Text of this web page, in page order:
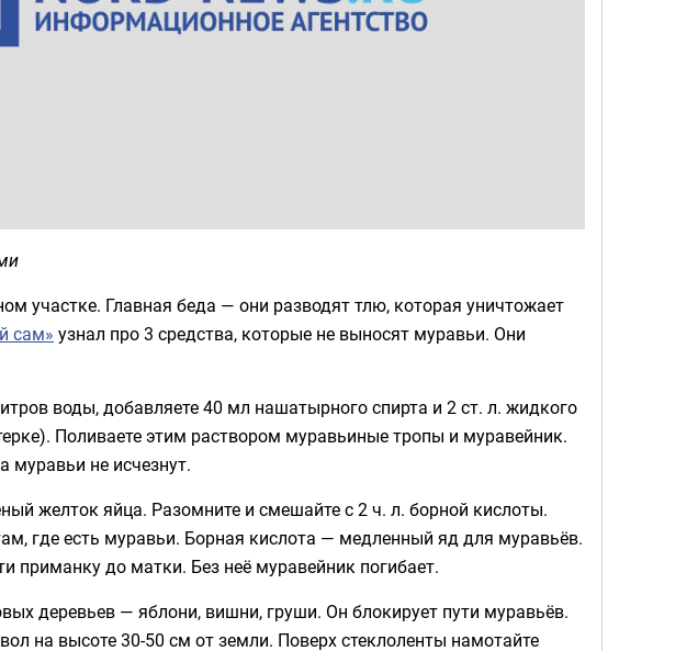
участке. Главная беда — они разводят тлю, которая уничтожает
сам» узнал про 3 средства, которые не выносят муравьи. Они
воды, добавляете 40 мл нашатырного спирта и 2 ст. л. жидкого
Поливаете этим раствором муравьиные тропы и муравейник.
муравьи не исчезнут.
желток яйца. Разомните и смешайте с 2 ч. л. борной кислоты.
где есть муравьи. Борная кислота — медленный яд для муравьёв.
приманку до матки. Без неё муравейник погибает.
деревьев — яблони, вишни, груши. Он блокирует пути муравьёв.
на высоте 30-50 см от земли. Поверх стеклоленты намотайте